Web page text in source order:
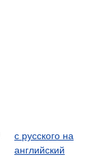
с русского на
английский